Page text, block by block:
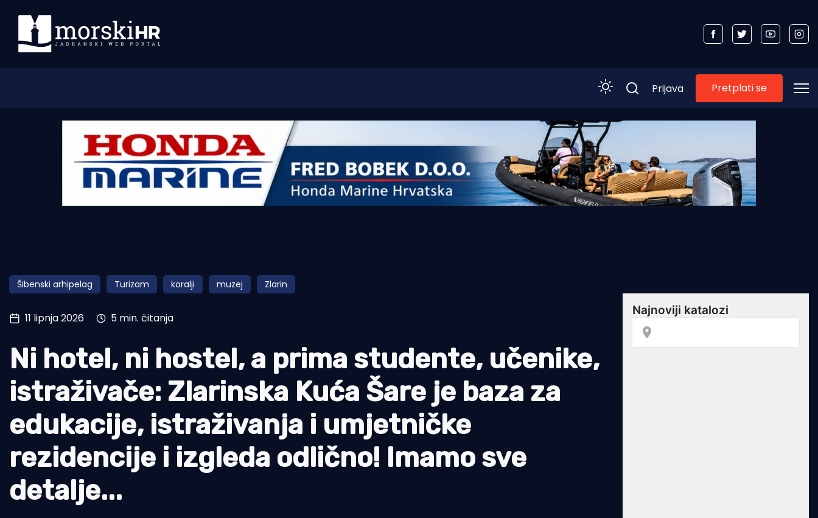
Morski plus
Pomorstvo
Ribolov
Tradicija i kultura
Prijava Pretplati se
Šibenski arhipelag Turizam koralji muzej Zlarin
11 lipnja 2026 5 min. čitanja
Ni hotel, ni hostel, a prima studente, učenike,
istraživače: Zlarinska Kuća Šare je baza za
edukacije, istraživanja i umjetničke
rezidencije i izgleda odlično! Imamo sve
detalje...